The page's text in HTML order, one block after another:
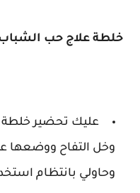
خلطة علاج حب
عليك تحضير
وخل التفاح ووضعها
وحاولي بانتظام